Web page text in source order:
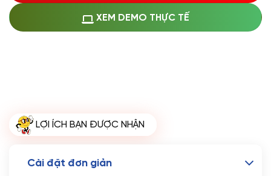
Zalopay, QR code...(+1.500.000 VND)
🔰 MUA KÈM DỊCH VỤ
hosting
Tên miền Quốc tế
XEM DEMO THỰC TẾ
LỢI ÍCH BẠN ĐƯỢC NHẬN
Cài đặt đơn giản